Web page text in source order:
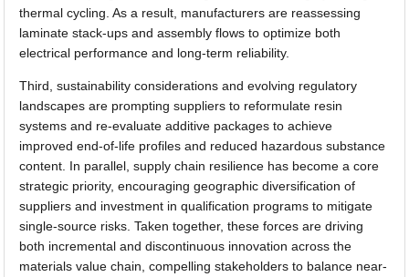
thermal cycling. As a result, manufacturers are reassessing
laminate stack-ups and assembly flows to optimize both
electrical performance and long-term reliability.
Third, sustainability considerations and evolving regulatory
landscapes are prompting suppliers to reformulate resin
systems and re-evaluate additive packages to achieve
improved end-of-life profiles and reduced hazardous substance
content. In parallel, supply chain resilience has become a core
strategic priority, encouraging geographic diversification of
suppliers and investment in qualification programs to mitigate
single-source risks. Taken together, these forces are driving
both incremental and discontinuous innovation across the
materials value chain, compelling stakeholders to balance near-